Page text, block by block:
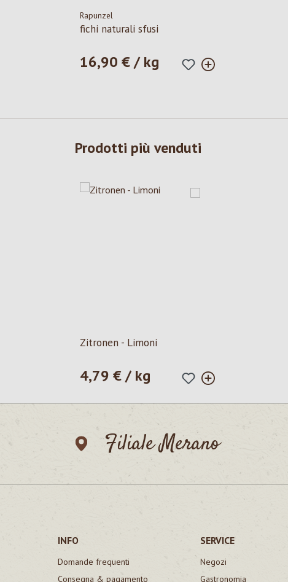
Rapunzel
fichi naturali sfusi
Prezzo normale:
16,90 € / kg
Prodotti più venduti
Zitronen - Limoni
Prezzo normale:
4,79 € / kg
Filiale Merano
INFO
Domande frequenti
Consegna & pagamento
SERVICE
Negozi
Gastronomia